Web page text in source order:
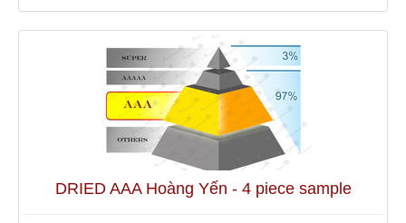
DRIED AAA Hoàng Yến - 4 piece sample